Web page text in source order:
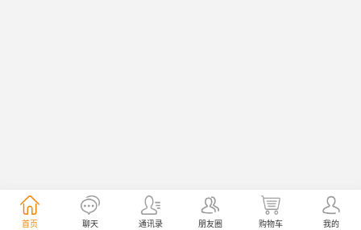
首页 聊天 通讯录 朋友圈 购物车 我的